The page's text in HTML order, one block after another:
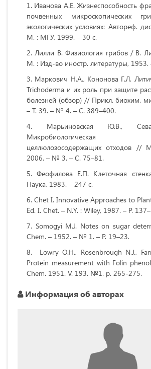
Иванова А.Е. Жизнеспособность
почвенных микроскопических
экологических условиях: Автореф.
М. : МГУ, 1999. – 30 с.
Лилли В. Физиология грибов / В.
М. : Изд-во иностр. литературы, 1953.
Маркович H.A., Кононова Г.Л.
Trichoderma и их роль при защите
болезней (обзор) // Прикл. биохим.
– Т. 39. – № 4. – С. 389–400.
Марьиновская Ю.В.,
Микробиологическая
целлюлозосодержащих отходов //
2006. – № 3. – С. 75–81.
Феофилова Е.П. Клеточная
Наука, 1983. – 247 с.
Chet I. Innovative Approaches to
Ed. I. Chet. – N.Y. : Wiley, 1987. – P.
Somogyi M.J. Notes on sugar
Chem. – 1952. – № 1. – P. 19–23.
Lowry O.H., Rosenbrough N.J.,
Protein measurement with Folin
Chem. 1951. V. 193. №1. р. 265-275.
Информация об авторах